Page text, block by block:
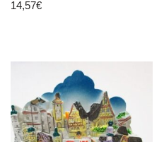
14,57€